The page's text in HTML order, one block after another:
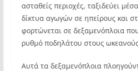
ασταθείς περιοχές, ταξιδεύει
δίκτυα αγωγών σε ηπείρους και
φορτώνεται σε δεξαμενόπλοια
ρυθμό ποδηλάτου στους
Αυτά τα δεξαμενόπλοια